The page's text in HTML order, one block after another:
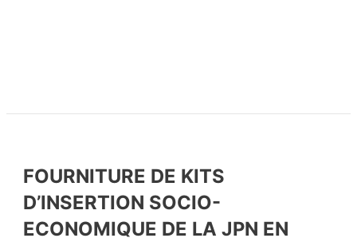
FOURNITURE DE KITS
D’INSERTION SOCIO-
ECONOMIQUE DE LA JPN EN